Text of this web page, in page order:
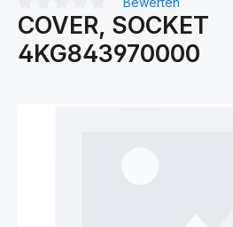
Durchschnittliche Bewertung von 0
COVER, SOCKET
4KG843970000